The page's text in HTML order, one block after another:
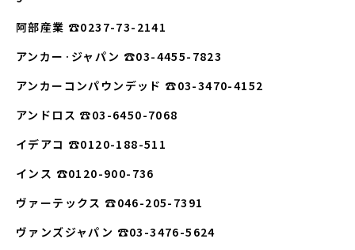
阿部産業 ☎0237-73-2141
アンカー·ジャパン ☎03-4455-7823
アンカーコンパウンデッド ☎03-3470-4152
アンドロス ☎03-6450-7068
イデアコ ☎0120-188-511
インス ☎0120-900-736
ヴァーテックス ☎046-205-7391
ヴァンズジャパン ☎03-3476-5624